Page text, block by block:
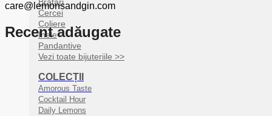
Brățări
Cercei
Coliere
Inele
Pandantive
Vezi toate bijuteriile >>
COLECȚII
Amorous Taste
Cocktail Hour
Daily Lemons
care@lemonsandgin.com
Recent adăugate